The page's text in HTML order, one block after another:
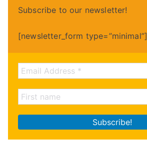
Subscribe to our newsletter!
[newsletter_form type=”minimal”]